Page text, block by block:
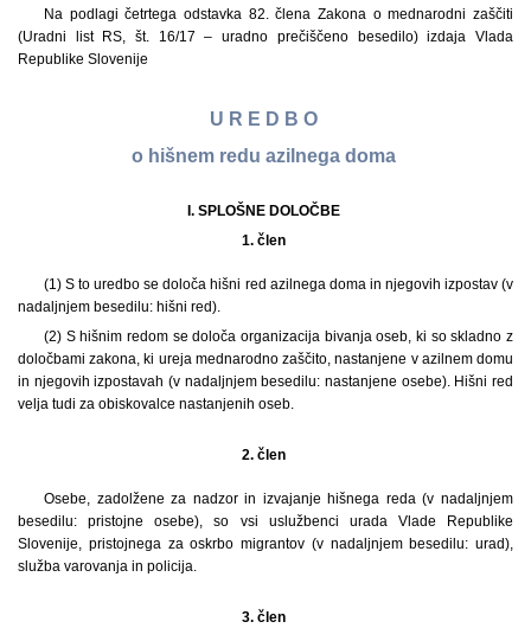
Na podlagi četrtega odstavka 82. člena Zakona o mednarodni zaščiti
(Uradni list RS, št. 16/17 – uradno prečiščeno besedilo) izdaja Vlada
Republike Slovenije
U R E D B O
o hišnem redu azilnega doma
I. SPLOŠNE DOLOČBE
1. člen
(1) S to uredbo se določa hišni red azilnega doma in njegovih izpostav (v
nadaljnjem besedilu: hišni red).
(2) S hišnim redom se določa organizacija bivanja oseb, ki so skladno z
določbami zakona, ki ureja mednarodno zaščito, nastanjene v azilnem domu
in njegovih izpostavah (v nadaljnjem besedilu: nastanjene osebe). Hišni red
velja tudi za obiskovalce nastanjenih oseb.
2. člen
Osebe, zadolžene za nadzor in izvajanje hišnega reda (v nadaljnjem
besedilu: pristojne osebe), so vsi uslužbenci urada Vlade Republike
Slovenije, pristojnega za oskrbo migrantov (v nadaljnjem besedilu: urad),
služba varovanja in policija.
3. člen